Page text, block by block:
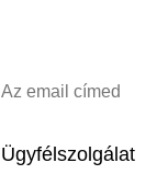
Ügyfélszolgálat